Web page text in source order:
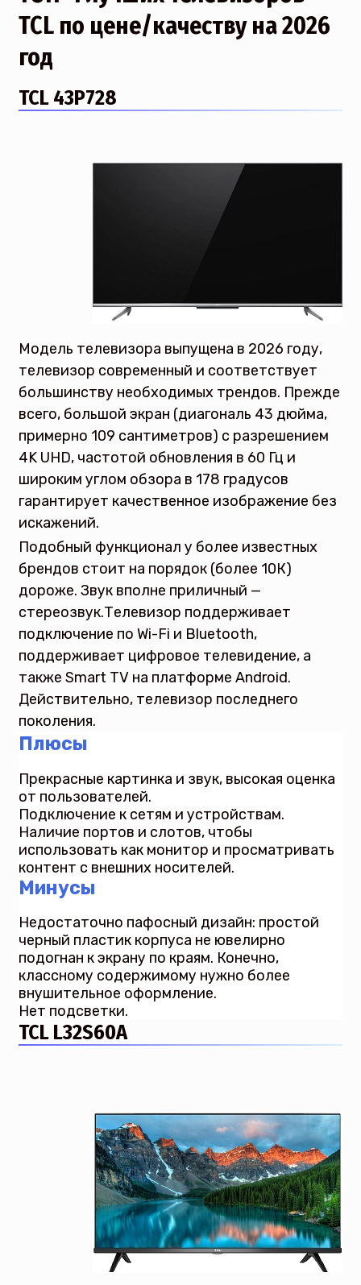
TCL по цене/качеству на 2026
год
TCL 43P728
Модель телевизора выпущена в 2026 году,
телевизор современный и соответствует
большинству необходимых трендов. Прежде
всего, большой экран (диагональ 43 дюйма,
примерно 109 сантиметров) с разрешением
4K UHD, частотой обновления в 60 Гц и
широким углом обзора в 178 градусов
гарантирует качественное изображение без
искажений.
Подобный функционал у более известных
брендов стоит на порядок (более 10К)
дороже. Звук вполне приличный —
стереозвук.Телевизор поддерживает
подключение по Wi-Fi и Bluetooth,
поддерживает цифровое телевидение, а
также Smart TV на платформе Android.
Действительно, телевизор последнего
поколения.
Плюсы
Прекрасные картинка и звук, высокая оценка
от пользователей.
Подключение к сетям и устройствам.
Наличие портов и слотов, чтобы
использовать как монитор и просматривать
контент с внешних носителей.
Минусы
Недостаточно пафосный дизайн: простой
черный пластик корпуса не ювелирно
подогнан к экрану по краям. Конечно,
классному содержимому нужно более
внушительное оформление.
Нет подсветки.
TCL L32S60A